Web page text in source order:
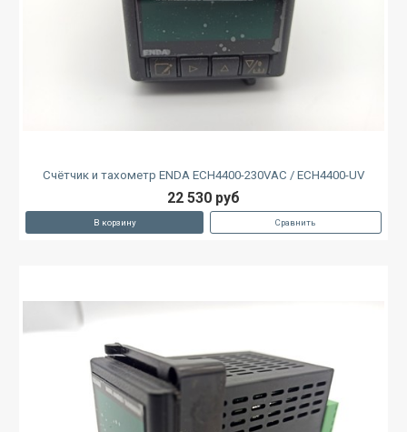
Счётчик и тахометр ENDA ECH4400-230VAC / ECH4400-UV
22 530 руб
В корзину Сравнить